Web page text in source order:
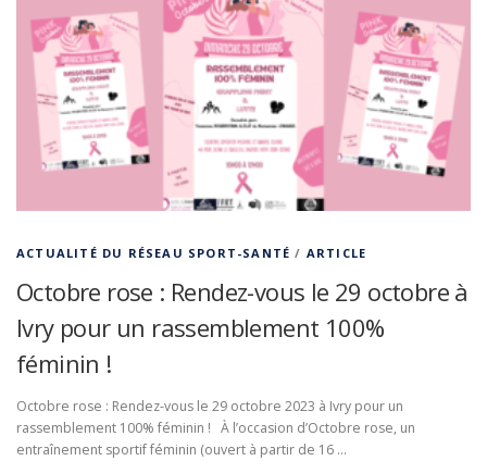
ACTUALITÉ DU RÉSEAU SPORT-SANTÉ / ARTICLE
Octobre rose : Rendez-vous le 29 octobre à
Ivry pour un rassemblement 100%
féminin !
Octobre rose : Rendez-vous le 29 octobre 2023 à Ivry pour un
rassemblement 100% féminin ! À l’occasion d’Octobre rose, un
entraînement sportif féminin (ouvert à partir de 16 …